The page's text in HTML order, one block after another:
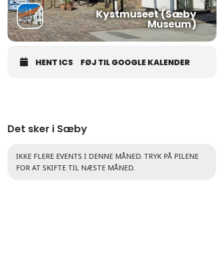
Kystmuseet (Sæby
Museum)
HENT ICS FØJ TIL GOOGLE KALENDER
Det sker i Sæby
IKKE FLERE EVENTS I DENNE MÅNED. TRYK PÅ PILENE
FOR AT SKIFTE TIL NÆSTE MÅNED.